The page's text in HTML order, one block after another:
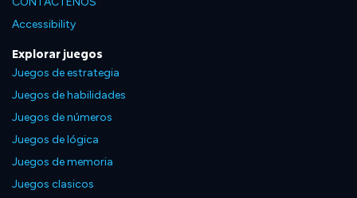
Accessibility
Explorar juegos
Juegos de estrategia
Juegos de habilidades
Juegos de números
Juegos de lógica
Juegos de memoria
Juegos clasicos